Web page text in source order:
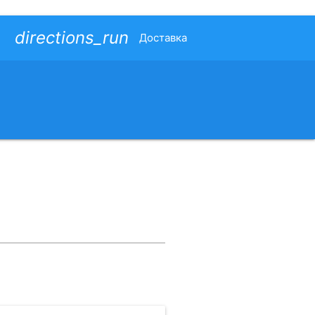
directions_run Доставка
о стране. |